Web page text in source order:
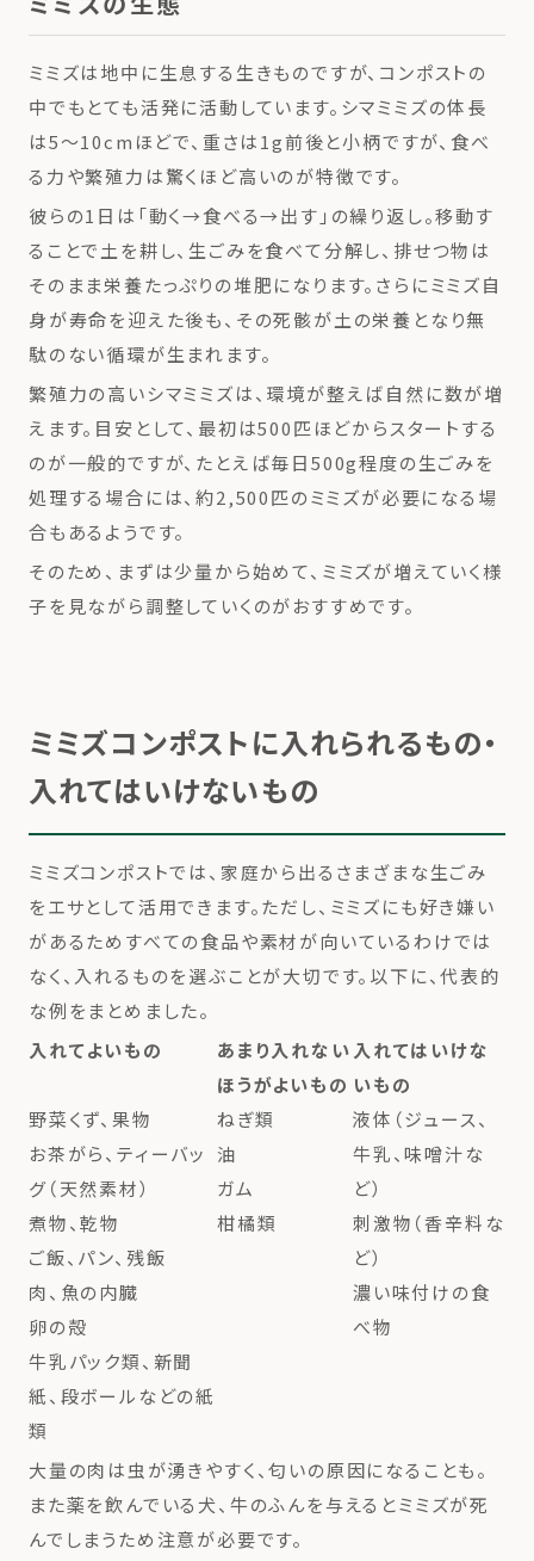
ミミズは地中に生息する生きものですが、コンポストの
中でもとても活発に活動しています。シマミミズの体長
は5〜10cmほどで、重さは1g前後と小柄ですが、食べ
る力や繁殖力は驚くほど高いのが特徴です。
彼らの1日は「動く→食べる→出す」の繰り返し。移動す
ることで土を耕し、生ごみを食べて分解し、排せつ物は
そのまま栄養たっぷりの堆肥になります。さらにミミズ自
身が寿命を迎えた後も、その死骸が土の栄養となり無
駄のない循環が生まれます。
繁殖力の高いシマミミズは、環境が整えば自然に数が増
えます。目安として、最初は500匹ほどからスタートする
のが一般的ですが、たとえば毎日500g程度の生ごみを
処理する場合には、約2,500匹のミミズが必要になる場
合もあるようです。
そのため、まずは少量から始めて、ミミズが増えていく様
子を見ながら調整していくのがおすすめです。
ミミズコンポストに入れられるもの・
入れてはいけないもの
ミミズコンポストでは、家庭から出るさまざまな生ごみ
をエサとして活用できます。ただし、ミミズにも好き嫌い
があるためすべての食品や素材が向いているわけでは
なく、入れるものを選ぶことが大切です。以下に、代表的
な例をまとめました。
入れてよいもの
あまり入れない
ほうがよいもの
入れてはいけな
いもの
野菜くず、果物
お茶がら、ティーバッ
グ（天然素材）
煮物、乾物
ご飯、パン、残飯
肉、魚の内臓
卵の殻
牛乳パック類、新聞
紙、段ボールなどの紙
類
ねぎ類
油
ガム
柑橘類
液体（ジュース、
牛乳、味噌汁な
ど）
刺激物（香辛料な
ど）
濃い味付けの食
べ物
大量の肉は虫が湧きやすく、匂いの原因になることも。
また薬を飲んでいる犬、牛のふんを与えるとミミズが死
んでしまうため注意が必要です。